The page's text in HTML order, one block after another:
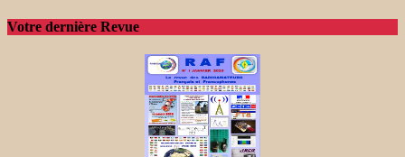
Votre dernière Revue